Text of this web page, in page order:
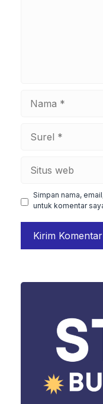
Simpan nama,
untuk komentar